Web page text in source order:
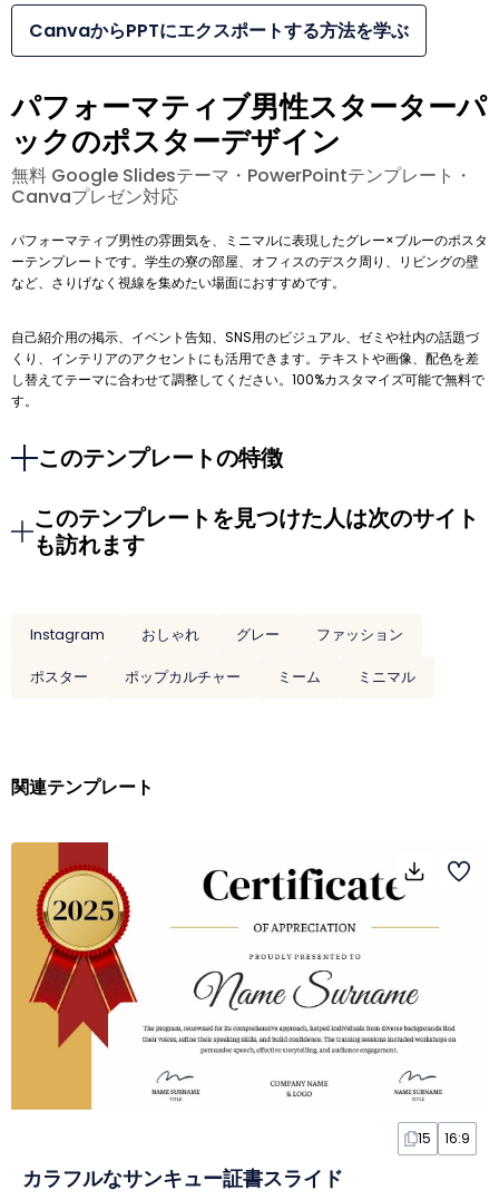
CanvaからPPTにエクスポートする方法を学ぶ
パフォーマティブ男性スターターパ
ックのポスターデザイン
無料 Google Slidesテーマ・PowerPointテンプレート・
Canvaプレゼン対応
パフォーマティブ男性の雰囲気を、ミニマルに表現したグレー×ブルーのポスタ
ーテンプレートです。学生の寮の部屋、オフィスのデスク周り、リビングの壁
など、さりげなく視線を集めたい場面におすすめです。
自己紹介用の掲示、イベント告知、SNS用のビジュアル、ゼミや社内の話題づ
くり、インテリアのアクセントにも活用できます。テキストや画像、配色を差
し替えてテーマに合わせて調整してください。100%カスタマイズ可能で無料で
す。
このテンプレートの特徴
このテンプレートを見つけた人は次のサイト
も訪れます
Instagram おしゃれ グレー
ファッション
ポスター
ポップカルチャー ミーム ミニマル
関連テンプレート
15 16:9
カラフルなサンキュー証書スライド